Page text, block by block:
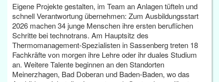
Eigene Projekte gestalten, im Team an Anlagen tüfteln und
schnell Verantwortung übernehmen: Zum Ausbildungsstart
2026 machen 34 junge Menschen ihre ersten beruflichen
Schritte bei technotrans. Am Hauptsitz des
Thermomanagement-Spezialisten in Sassenberg treten 18
Fachkräfte von morgen ihre Lehre oder ihr duales Studium
an. Weitere Talente beginnen an den Standorten
Meinerzhagen, Bad Doberan und Baden-Baden, wo das